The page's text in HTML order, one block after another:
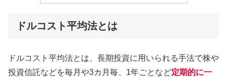
ドルコスト平均法とは
ドルコスト平均法とは、長期投資に用いられる手法で株や
投資信託などを毎月や3カ月毎、1年ごとなど定期的に一